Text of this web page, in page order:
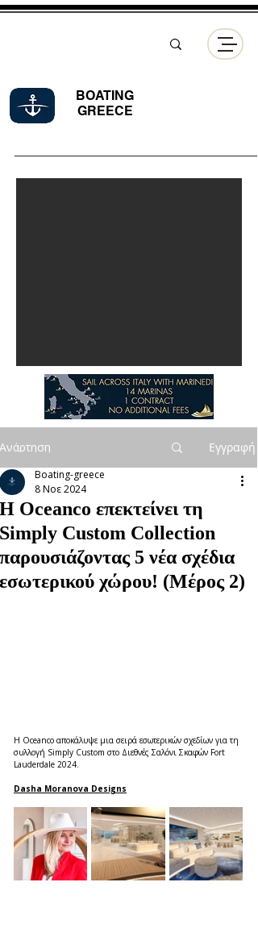
BOATING
GREECE
Ανάρτηση Εγγραφή
Η Oceanco επεκτείνει τη
Simply Custom Collection
παρουσιάζοντας 5 νέα σχέδια
εσωτερικού χώρου! (Μέρος 2)
Boating-greece
8 Νοε 2024
Η Oceanco αποκάλυψε μια σειρά εσωτερικών σχεδίων για τη
συλλογή Simply Custom στο Διεθνές Σαλόνι Σκαφών Fort
Lauderdale 2024.
Dasha Moranova Designs